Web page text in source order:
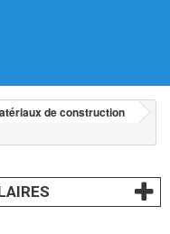
de construction